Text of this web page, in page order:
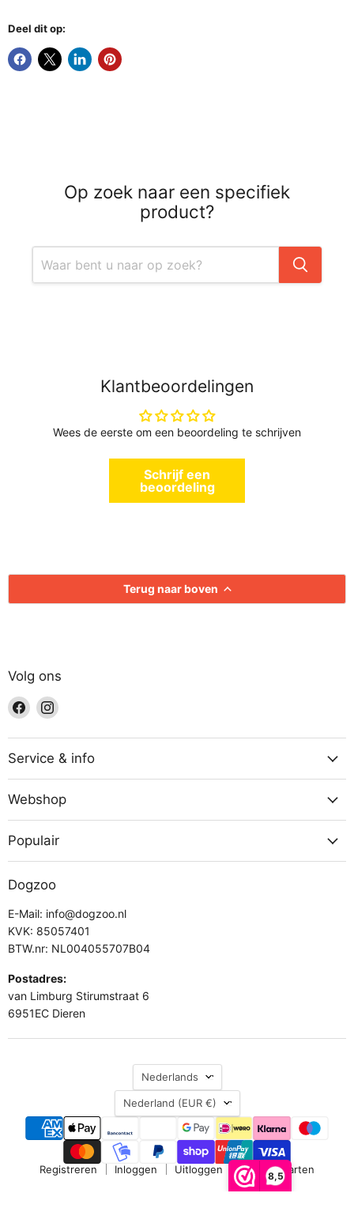
8,5
Deel dit op:
Op zoek naar een specifiek
product?
Klantbeoordelingen
Wees de eerste om een beoordeling te schrijven
Schrijf een
beoordeling
Terug naar boven
Volg ons
Vind
ons
op
Facebook
Vind
op
Instagram
Service & info
Webshop
Populair
Dogzoo
E-Mail: info@dogzoo.nl
KVK: 85057401
BTW.nr: NL004055707B04
Postadres:
van Limburg Stirumstraat 6
6951EC Dieren
Taal
Nederlands
Land
Nederland (EUR €)
Registreren Inloggen Uitloggen Cadeaukaarten
Copyright © 2026 Dogzoo.